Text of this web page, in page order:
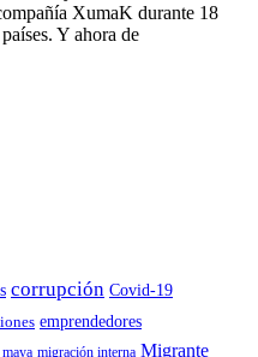
XumaK durante 18
Y ahora de
corrupción Covid-19
emprendedores
maya migración interna Migrante